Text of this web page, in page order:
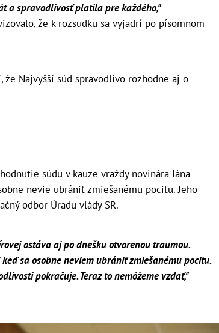
a spravodlivosť platila pre každého,"
že k rozsudku sa vyjadrí po písomnom
že Najvyšší súd spravodlivo rozhodne aj o
súdu v kauze vraždy novinára Jána
nevie ubrániť zmiešanému pocitu. Jeho
odbor Úradu vlády SR.
ostáva aj po dnešku otvorenou traumou.
sa osobne neviem ubrániť zmiešanému pocitu.
pokračuje. Teraz to nemôžeme vzdať,"